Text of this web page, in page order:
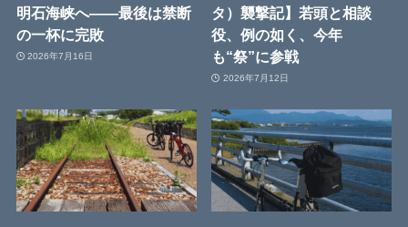
明石海峡へ――最後は禁断
の一杯に完敗
2026年7月16日
タ）襲撃記】若頭と相談
役、例の如く、今年
も“祭”に参戦
2026年7月12日